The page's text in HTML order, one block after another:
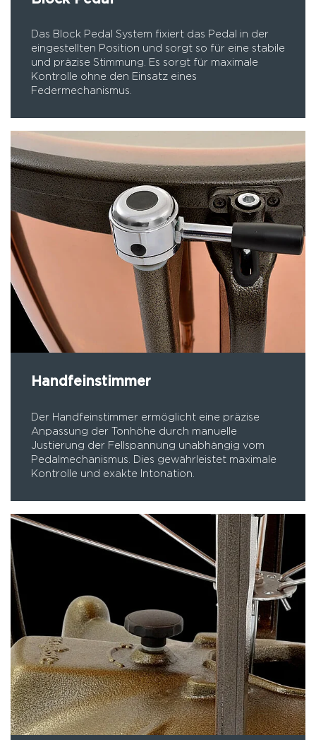
Das Block Pedal System fixiert das Pedal in der
eingestellten Position und sorgt so für eine stabile
und präzise Stimmung. Es sorgt für maximale
Kontrolle ohne den Einsatz eines
Federmechanismus.
Handfeinstimmer
Der Handfeinstimmer ermöglicht eine präzise
Anpassung der Tonhöhe durch manuelle
Justierung der Fellspannung unabhängig vom
Pedalmechanismus. Dies gewährleistet maximale
Kontrolle und exakte Intonation.